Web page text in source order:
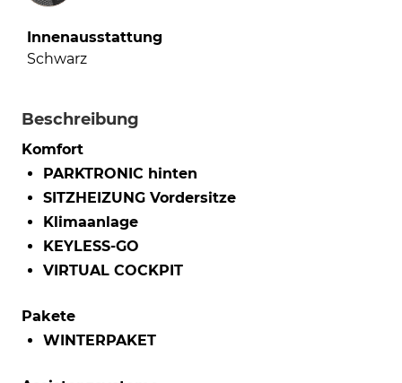
Innenausstattung
Schwarz
Beschreibung
Komfort
PARKTRONIC hinten
SITZHEIZUNG Vordersitze
Klimaanlage
KEYLESS-GO
VIRTUAL COCKPIT
Pakete
WINTERPAKET